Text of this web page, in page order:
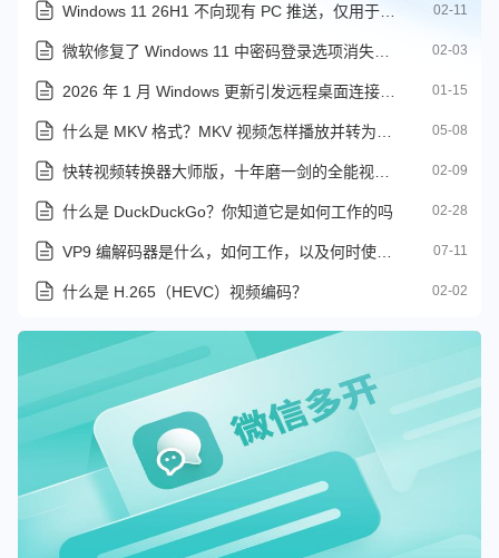
02-11
02-03
01-15
05-08
02-09
什么是 DuckDuckGo？你知道它是如何工作的吗 02-28
07-11
什么是 H.265（HEVC）视频编码？ 02-02